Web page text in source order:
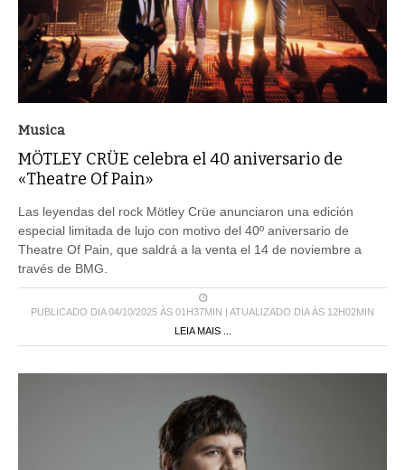
Musica
MÖTLEY CRÜE celebra el 40 aniversario de
«Theatre Of Pain»
Las leyendas del rock Mötley Crüe anunciaron una edición
especial limitada de lujo con motivo del 40º aniversario de
Theatre Of Pain, que saldrá a la venta el 14 de noviembre a
través de BMG.
PUBLICADO DIA 04/10/2025 ÀS 01H37MIN | ATUALIZADO DIA ÀS 12H02MIN
LEIA MAIS ...